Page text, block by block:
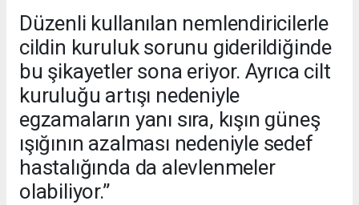
Düzenli kullanılan nemlendiricilerle
cildin kuruluk sorunu giderildiğinde
bu şikayetler sona eriyor. Ayrıca cilt
kuruluğu artışı nedeniyle
egzamaların yanı sıra, kışın güneş
ışığının azalması nedeniyle sedef
hastalığında da alevlenmeler
olabiliyor.”